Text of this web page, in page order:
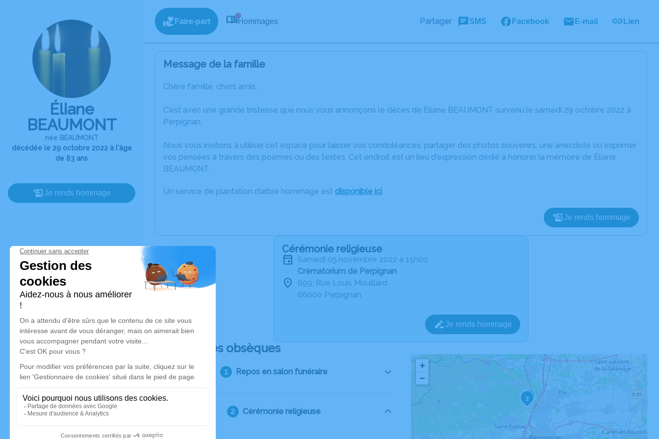
Éliane
BEAUMONT
née BEAUMONT
décédée le 29 octobre 2022 à l'âge
de 83 ans
Je rends hommage
Faire-part Hommages Partager SMS Facebook E-mail Lien
Message de la famille
Chère famille, chers amis,
C’est avec une grande tristesse que nous vous annonçons le décès de Éliane BEAUMONT survenu le samedi 29 octobre 2022 à
Perpignan.
Nous vous invitons à utiliser cet espace pour laisser vos condoléances, partager des photos souvenirs, une anecdote ou exprimer
vos pensées à travers des poèmes ou des textes. Cet endroit est un lieu d'expression dédié à honorer la mémoire de Éliane
BEAUMONT.
Un service de plantation d’arbre hommage est disponible ici.
Je rends hommage
Cérémonie religieuse
samedi 05 novembre 2022 à 15h00
Crématorium de Perpignan
699, Rue Louis Mouillard
66000 Perpignan
Je rends hommage
Déroulé des obsèques
Repos en salon funéraire
Cérémonie religieuse
23
+
−